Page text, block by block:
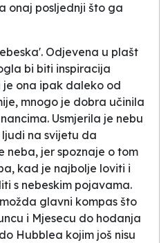
onaj posljednji što ga
Odjevena u plašt
bi biti inspiracija
je ona ipak daleko od
mnogo je dobra učinila
Usmjerila je nebu
na svijetu da
neba, jer spoznaje o tom
kad je najbolje loviti i
s nebeskim pojavama.
glavni kompas što
i Mjesecu do hodanja
Hubblea kojim još nisu